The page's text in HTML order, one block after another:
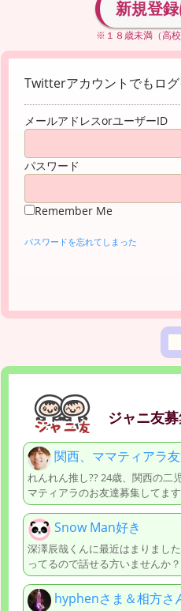
新規登
※１８歳未満（高
Twitterアカウントでもロ
メールアドレスorユーザーID
パスワード
Remember Me
パスワードを忘れてしまった
ジャニ友
関西、ママティアラ
れんれん推し?? 24歳、関西の二
マティアラのお友達募集してま
Snow Man好き
深澤辰哉くんに最近はまりまし
ってるので話せる方いませんか？
hyphenさま＆相方さ